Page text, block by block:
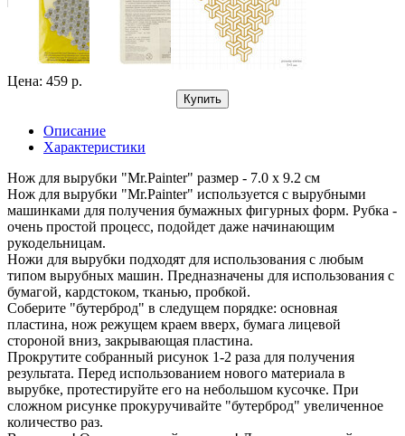
Цена: 459 р.
Купить
Описание
Характеристики
Нож для вырубки "Mr.Painter" размер - 7.0 x 9.2 см
Нож для вырубки "Mr.Painter" используется с вырубными
машинками для получения бумажных фигурных форм. Рубка -
очень простой процесс, подойдет даже начинающим
рукодельницам.
Ножи для вырубки подходят для использования с любым
типом вырубных машин. Предназначены для использования с
бумагой, кардстоком, тканью, пробкой.
Соберите "бутерброд" в следущем порядке: основная
пластина, нож режущем краем вверх, бумага лицевой
стороной вниз, закрывающая пластина.
Прокрутите собранный рисунок 1-2 раза для получения
результата. Перед использованием нового материала в
вырубке, протестируйте его на небольшом кусочке. При
сложном рисунке прокуручивайте "бутерброд" увеличенное
количество раз.